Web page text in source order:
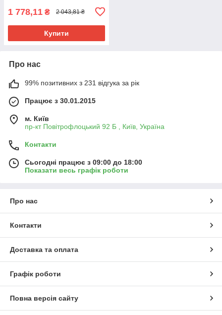
1 778,11 ₴ 2 043,81 ₴
Купити
Про нас
99% позитивних з 231 відгука за рік
Працює з 30.01.2015
м. Київ
пр-кт Повітрофлоцький 92 Б , Київ, Україна
Контакти
Сьогодні працює з 09:00 до 18:00
Показати весь графік роботи
Про нас
Контакти
Доставка та оплата
Графік роботи
Повна версія сайту